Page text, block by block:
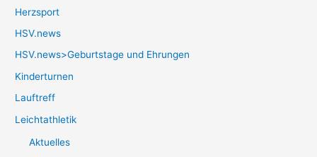
Herzsport
HSV.news
HSV.news>Geburtstage und Ehrungen
Kinderturnen
Lauftreff
Leichtathletik
Aktuelles